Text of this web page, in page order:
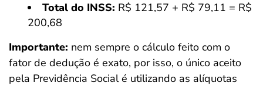
Total do INSS: R$ 121,57 + R$ 79,11 = R$
200,68
Importante: nem sempre o cálculo feito com o
fator de dedução é exato, por isso, o único aceito
pela Previdência Social é utilizando as alíquotas